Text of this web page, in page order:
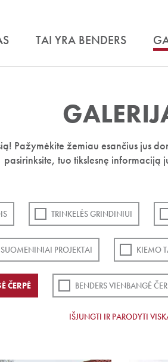
TAI YRA BENDERS
Pažymėkite žemiau esančius jus
pasirinksite, tuo tikslesnę informaciją
TRINKELĖS GRINDINIUI
PROJEKTAI KIEMO
ČERPĖ BENDERS VIENBANGĖ
IŠJUNGTI IR PARODYTI